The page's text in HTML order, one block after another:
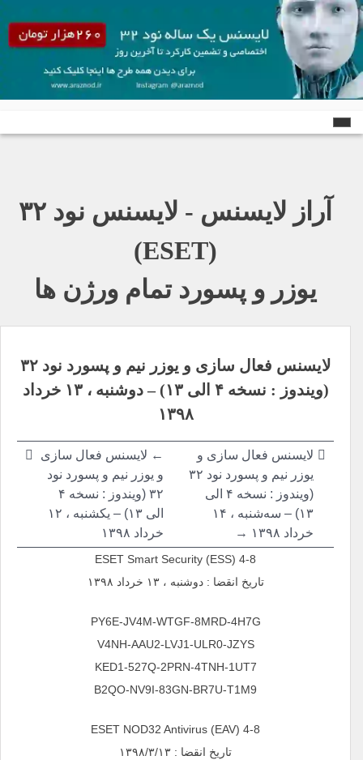
آراز لایسنس - لایسنس نود ٣٢
(ESET)
یوزر و پسورد تمام ورژن ها
لایسنس فعال سازی و یوزر نیم و پسورد نود ۳۲
(ویندوز : نسخه ۴ الی ۱۳) – دوشنبه ، ۱۳ خرداد
۱۳۹۸
راهبری
نوشته
← لایسنس فعال سازی
و یوزر نیم و پسورد نود
۳۲ (ویندوز : نسخه ۴
الی ۱۳) – یکشنبه ، ۱۲
خرداد ۱۳۹۸
لایسنس فعال سازی و
یوزر نیم و پسورد نود ۳۲
(ویندوز : نسخه ۴ الی
۱۳) – سه‌شنبه ، ۱۴
خرداد ۱۳۹۸ →
ESET Smart Security (ESS) 4-8
تاریخ انقضا : دوشنبه ، ۱۳ خرداد ۱۳۹۸
PY6E-JV4M-WTGF-8MRD-4H7G
V4NH-AAU2-LVJ1-ULR0-JZYS
KED1-527Q-2PRN-4TNH-1UT7
B2QO-NV9I-83GN-BR7U-T1M9
ESET NOD32 Antivirus (EAV) 4-8
تاریخ انقضا : ۱۳۹۸/۳/۱۳